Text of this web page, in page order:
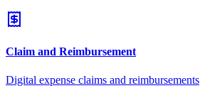
Claim and Reimbursement
Digital expense claims and reimbursements